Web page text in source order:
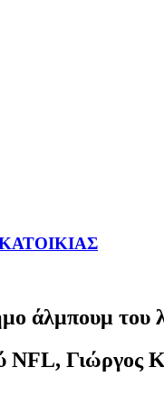
άλμπουμ του
Γιώργος